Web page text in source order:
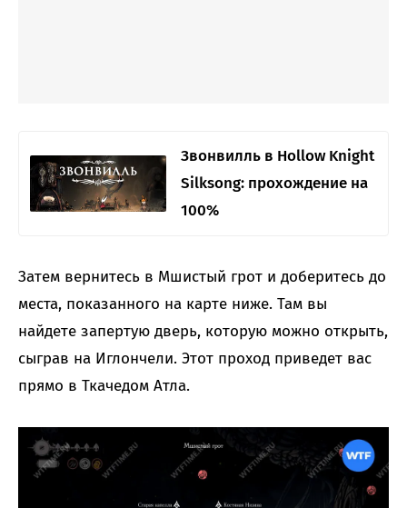
Звонвилль в Hollow Knight
Silksong: прохождение на
100%
Затем вернитесь в Мшистый грот и доберитесь до
места, показанного на карте ниже. Там вы
найдете запертую дверь, которую можно открыть,
сыграв на Иглончели. Этот проход приведет вас
прямо в Ткачедом Атла.